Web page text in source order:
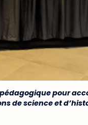
pour
de science et